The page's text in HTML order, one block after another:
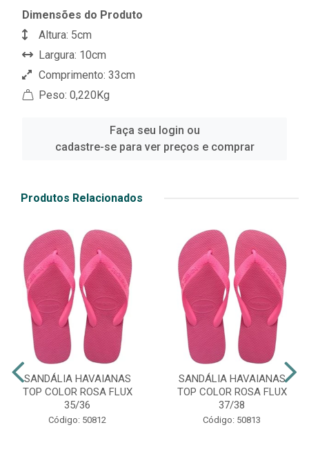
Dimensões do Produto
Altura: 5cm
Largura: 10cm
Comprimento: 33cm
Peso: 0,220Kg
Faça seu login ou
cadastre-se para ver preços e comprar
Produtos Relacionados
SANDÁLIA HAVAIANAS
TOP COLOR ROSA FLUX
35/36
Código: 50812
SANDÁLIA HAVAIANAS
TOP COLOR ROSA FLUX
37/38
Código: 50813